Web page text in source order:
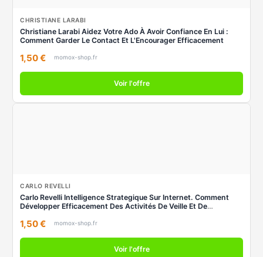
CHRISTIANE LARABI
Christiane Larabi Aidez Votre Ado À Avoir Confiance En Lui :
Comment Garder Le Contact Et L'Encourager Efficacement
1,50 € momox-shop.fr
Voir l'offre
CARLO REVELLI
Carlo Revelli Intelligence Strategique Sur Internet. Comment
Développer Efficacement Des Activités De Veille Et De
Intelligents (Strategie Manag)
1,50 € momox-shop.fr
Voir l'offre